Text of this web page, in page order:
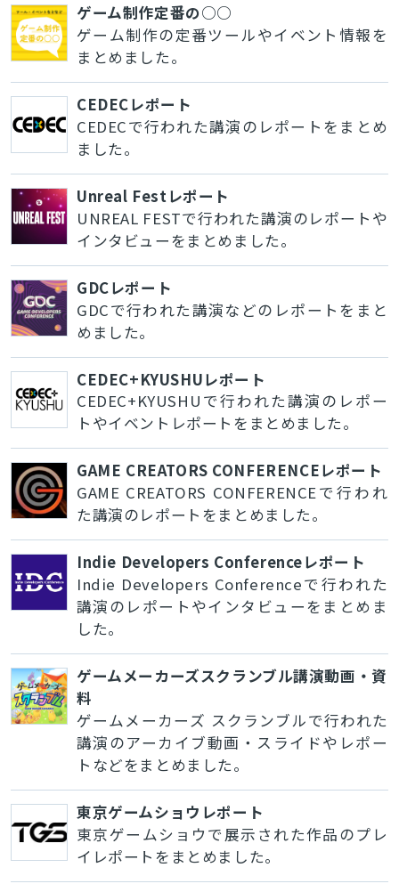
ゲーム制作定番の○○
ゲーム制作の定番ツールやイベント情報を
まとめました。
CEDECレポート
CEDECで行われた講演のレポートをまとめ
ました。
Unreal Festレポート
UNREAL FESTで行われた講演のレポートや
インタビューをまとめました。
GDCレポート
GDCで行われた講演などのレポートをまと
めました。
CEDEC+KYUSHUレポート
CEDEC+KYUSHUで行われた講演のレポー
トやイベントレポートをまとめました。
GAME CREATORS CONFERENCEレポート
GAME CREATORS CONFERENCEで行われ
た講演のレポートをまとめました。
Indie Developers Conferenceレポート
Indie Developers Conferenceで行われた
講演のレポートやインタビューをまとめま
した。
ゲームメーカーズスクランブル講演動画・資
料
ゲームメーカーズ スクランブルで行われた
講演のアーカイブ動画・スライドやレポー
トなどをまとめました。
東京ゲームショウレポート
東京ゲームショウで展示された作品のプレ
イレポートをまとめました。